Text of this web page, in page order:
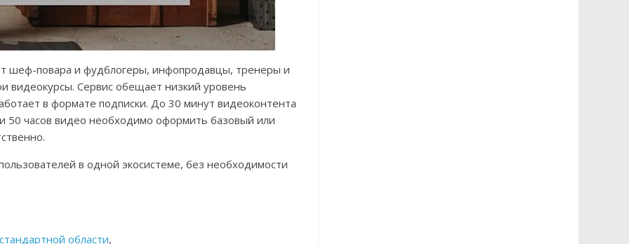
шеф-повара и фудблогеры, инфопродавцы, тренеры и
видеокурсы. Сервис обещает низкий уровень
в формате подписки. До 30 минут видеоконтента
50 часов видео необходимо оформить базовый или
в одной экосистеме, без необходимости
области,